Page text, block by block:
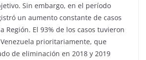
Sin embargo, en el período
un aumento constante de casos
Región. El 93% de los casos tuvieron
prioritariamente, que
de eliminación en 2018 y 2019